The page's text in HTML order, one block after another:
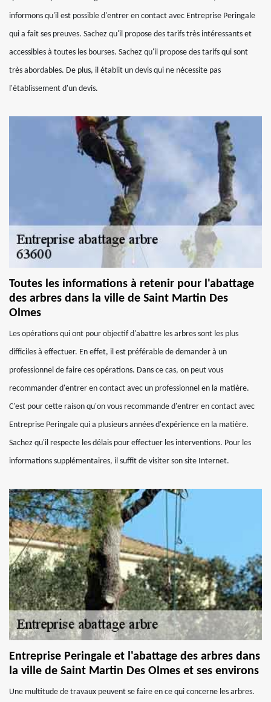
informons qu'il est possible d'entrer en contact avec Entreprise Peringale
qui a fait ses preuves. Sachez qu'il propose des tarifs très intéressants et
accessibles à toutes les bourses. Sachez qu'il propose des tarifs qui sont
très abordables. De plus, il établit un devis qui ne nécessite pas
l'établissement d'un devis.
Toutes les informations à retenir pour l'abattage
des arbres dans la ville de Saint Martin Des
Olmes
Les opérations qui ont pour objectif d'abattre les arbres sont les plus
difficiles à effectuer. En effet, il est préférable de demander à un
professionnel de faire ces opérations. Dans ce cas, on peut vous
recommander d'entrer en contact avec un professionnel en la matière.
C'est pour cette raison qu'on vous recommande d'entrer en contact avec
Entreprise Peringale qui a plusieurs années d'expérience en la matière.
Sachez qu'il respecte les délais pour effectuer les interventions. Pour les
informations supplémentaires, il suffit de visiter son site Internet.
Entreprise Peringale et l'abattage des arbres dans
la ville de Saint Martin Des Olmes et ses environs
Une multitude de travaux peuvent se faire en ce qui concerne les arbres.